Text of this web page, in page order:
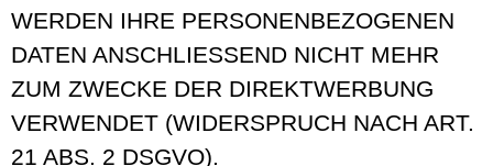
WERDEN IHRE PERSONENBEZOGENEN
DATEN ANSCHLIESSEND NICHT MEHR
ZUM ZWECKE DER DIREKTWERBUNG
VERWENDET (WIDERSPRUCH NACH ART.
21 ABS. 2 DSGVO).